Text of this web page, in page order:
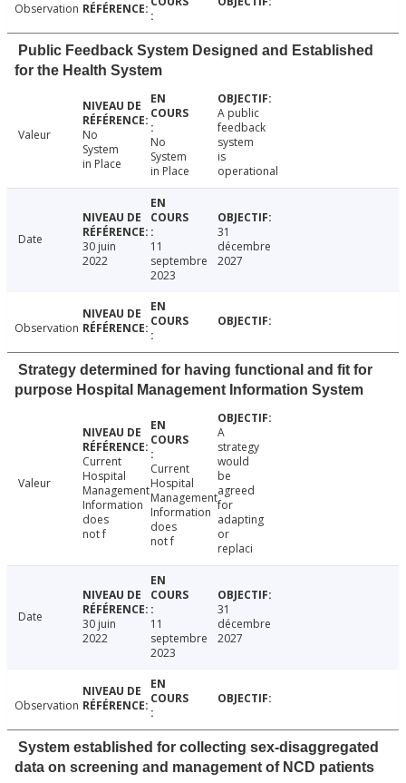
Observation
Public Feedback System Designed and Established
for the Health System
Valeur
No
System
in Place
No
System
in Place
A public
feedback
system
is
operational
Date
30 juin
2022
11
septembre
2023
31
décembre
2027
Observation
Strategy determined for having functional and fit for
purpose Hospital Management Information System
Valeur
Current
Hospital
Management
Information
does
not f
Current
Hospital
Management
Information
does
not f
A
strategy
would
be
agreed
for
adapting
or
replaci
Date
30 juin
2022
11
septembre
2023
31
décembre
2027
Observation
System established for collecting sex-disaggregated
data on screening and management of NCD patients